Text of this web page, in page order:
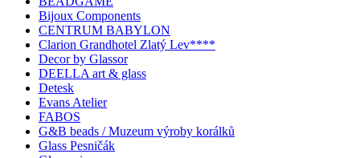
Bijoux Components
CENTRUM BABYLON
Clarion Grandhotel Zlatý Lev****
Decor by Glassor
DEELLA art & glass
Detesk
Evans Atelier
FABOS
G&B beads / Muzeum výroby korálků
Glass Pesničák